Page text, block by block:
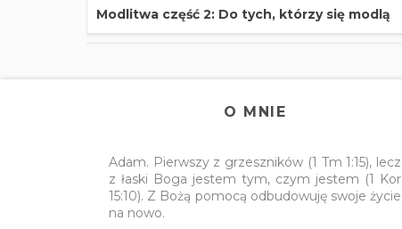
Modlitwa część 2: Do tych, którzy się modlą
O MNIE
Adam. Pierwszy z grzeszników (1 Tm 1:15), lecz
z łaski Boga jestem tym, czym jestem (1 Kor
15:10). Z Bożą pomocą odbudowuję swoje życie
na nowo.